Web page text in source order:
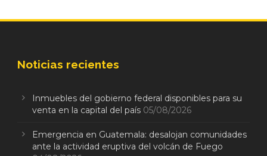
Noticias recientes
Inmuebles del gobierno federal disponibles para su
venta en la capital del país 05/08/2026
Emergencia en Guatemala: desalojan comunidades
ante la actividad eruptiva del volcán de Fuego